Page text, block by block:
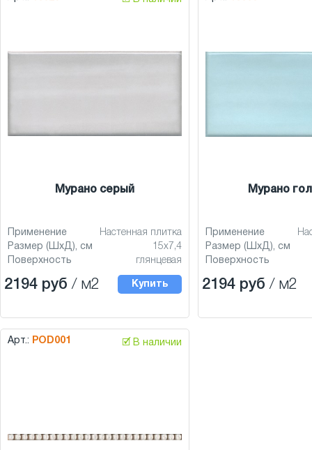
Мурано серый
Применение
Настенная плитка
Размер (ШхД), см
15x7,4
Поверхность
глянцевая
2194 руб / м2 Купить
Мурано
Применение
Размер (ШхД), см
Поверхность
2194 руб / м2
Арт.: POD001 🗹 В наличии